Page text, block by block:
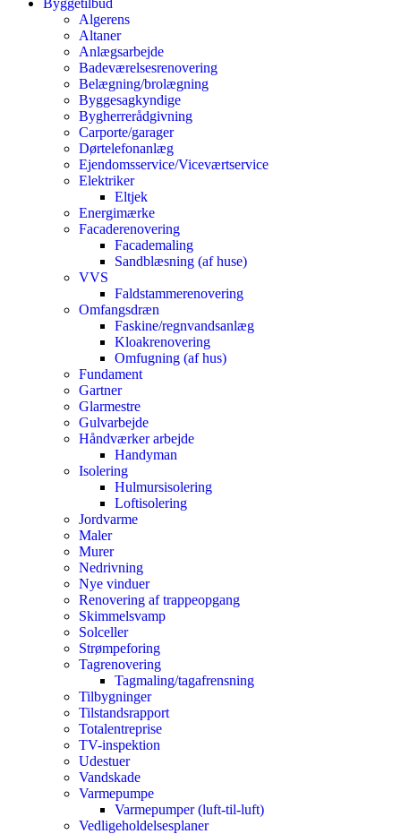
Byggetilbud
Algerens
Altaner
Anlægsarbejde
Badeværelsesrenovering
Belægning/brolægning
Byggesagkyndige
Bygherrerådgivning
Carporte/garager
Dørtelefonanlæg
Ejendomsservice/Viceværtservice
Elektriker
Eltjek
Energimærke
Facaderenovering
Facademaling
Sandblæsning (af huse)
VVS
Faldstammerenovering
Omfangsdræn
Faskine/regnvandsanlæg
Kloakrenovering
Omfugning (af hus)
Fundament
Gartner
Glarmestre
Gulvarbejde
Håndværker arbejde
Handyman
Isolering
Hulmursisolering
Loftisolering
Jordvarme
Maler
Murer
Nedrivning
Nye vinduer
Renovering af trappeopgang
Skimmelsvamp
Solceller
Strømpeforing
Tagrenovering
Tagmaling/tagafrensning
Tilbygninger
Tilstandsrapport
Totalentreprise
TV-inspektion
Udestuer
Vandskade
Varmepumpe
Varmepumper (luft-til-luft)
Vedligeholdelsesplaner